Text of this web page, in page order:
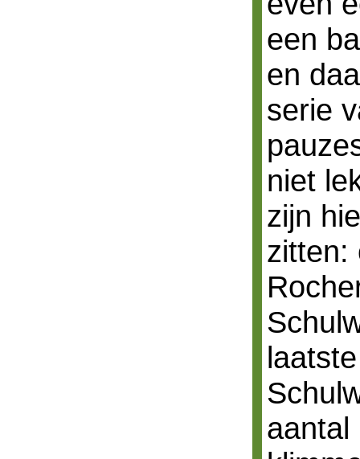
een
en
serie
niet
zijn
zitten:
aantal